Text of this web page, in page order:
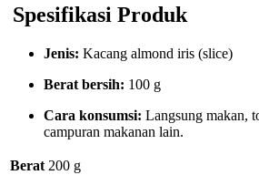
Spesifikasi Produk
Jenis: Kacang almond iris (slice)
Berat bersih: 100 g
Cara konsumsi: Langsung makan,
campuran makanan lain.
Berat 200 g